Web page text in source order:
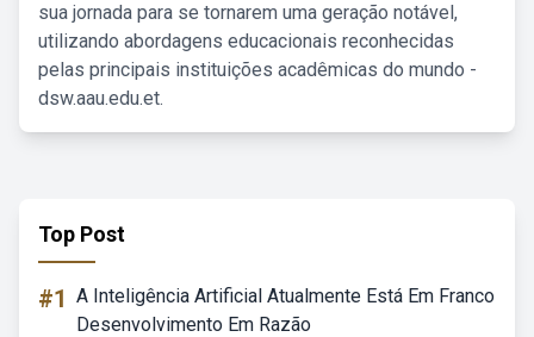
sua jornada para se tornarem uma geração notável,
utilizando abordagens educacionais reconhecidas
pelas principais instituições acadêmicas do mundo -
dsw.aau.edu.et.
Top Post
#1 A Inteligência Artificial Atualmente Está Em Franco
Desenvolvimento Em Razão